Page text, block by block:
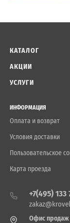
КАТАЛОГ
АКЦИИ
УСЛУГИ
ИНФОРМАЦИЯ
Оплата и возврат
Условия доставки
Пользовательское
Карта проезда
+7(495) 133
Офис продаж